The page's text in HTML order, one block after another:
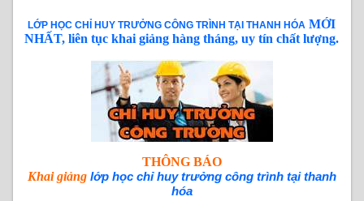
LỚP HỌC CHỈ HUY TRƯỞNG CÔNG TRÌNH TẠI THANH HÓA MỚI
NHẤT, liên tục khai giảng hàng tháng, uy tín chất lượng.
THÔNG BÁO
Khai giảng lớp học chỉ huy trưởng công trình tại thanh
hóa